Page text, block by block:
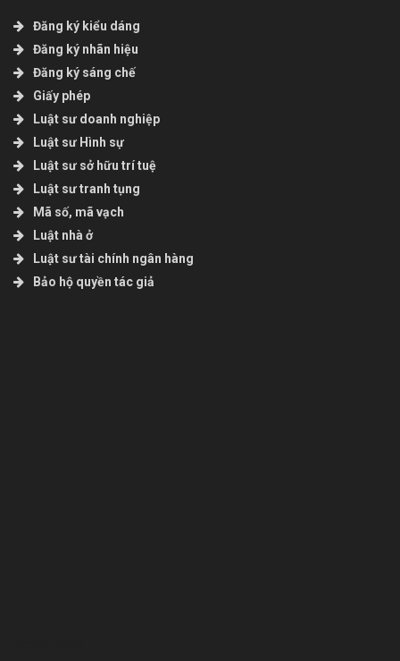
Đăng ký kiểu dáng
Đăng ký nhãn hiệu
Đăng ký sáng chế
Giấy phép
Luật sư doanh nghiệp
Luật sư Hình sự
Luật sư sở hữu trí tuệ
Luật sư tranh tụng
Mã số, mã vạch
Luật nhà ở
Luật sư tài chính ngân hàng
Bảo hộ quyền tác giả